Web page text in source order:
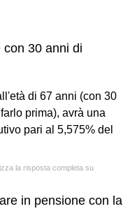
30 anni di
di 67 anni (con 30
prima), avrà una
pari al 5,575% del
la risposta completa su
in pensione con la